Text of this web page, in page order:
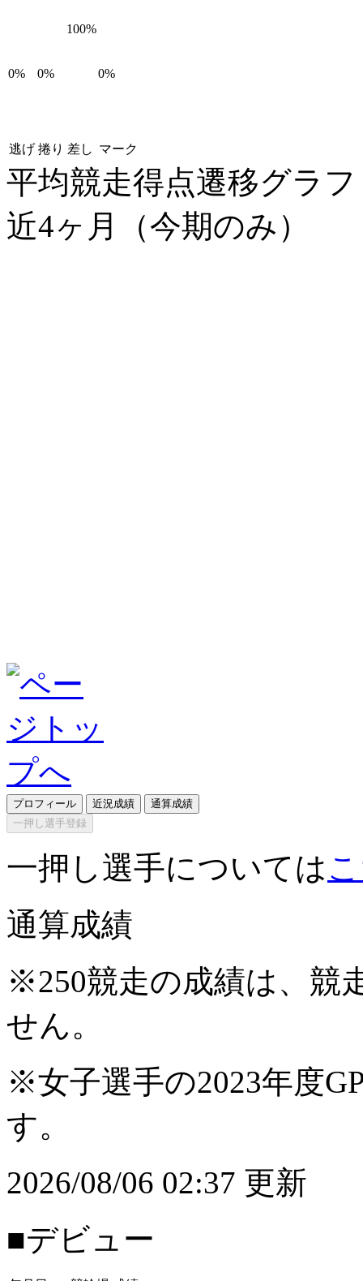
0% 0%
100%
0%
逃げ 捲り 差し マーク
平均競走得点遷移グラ
近4ヶ月（今期のみ）
プロフィール 近況成績
通算成績
一押し選手登録
一押し選手については
通算成績
※250競走の成績は、競
せん。
※女子選手の2023年度
す。
2026/08/06 02:37 更新
■デビュー